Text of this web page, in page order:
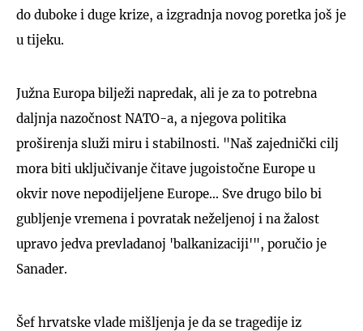
do duboke i duge krize, a izgradnja novog poretka još je
u tijeku.
Južna Europa bilježi napredak, ali je za to potrebna
daljnja nazočnost NATO-a, a njegova politika
proširenja služi miru i stabilnosti. "Naš zajednički cilj
mora biti uključivanje čitave jugoistočne Europe u
okvir nove nepodijeljene Europe... Sve drugo bilo bi
gubljenje vremena i povratak neželjenoj i na žalost
upravo jedva prevladanoj 'balkanizaciji'", poručio je
Sanader.
Šef hrvatske vlade mišljenja je da se tragedije iz